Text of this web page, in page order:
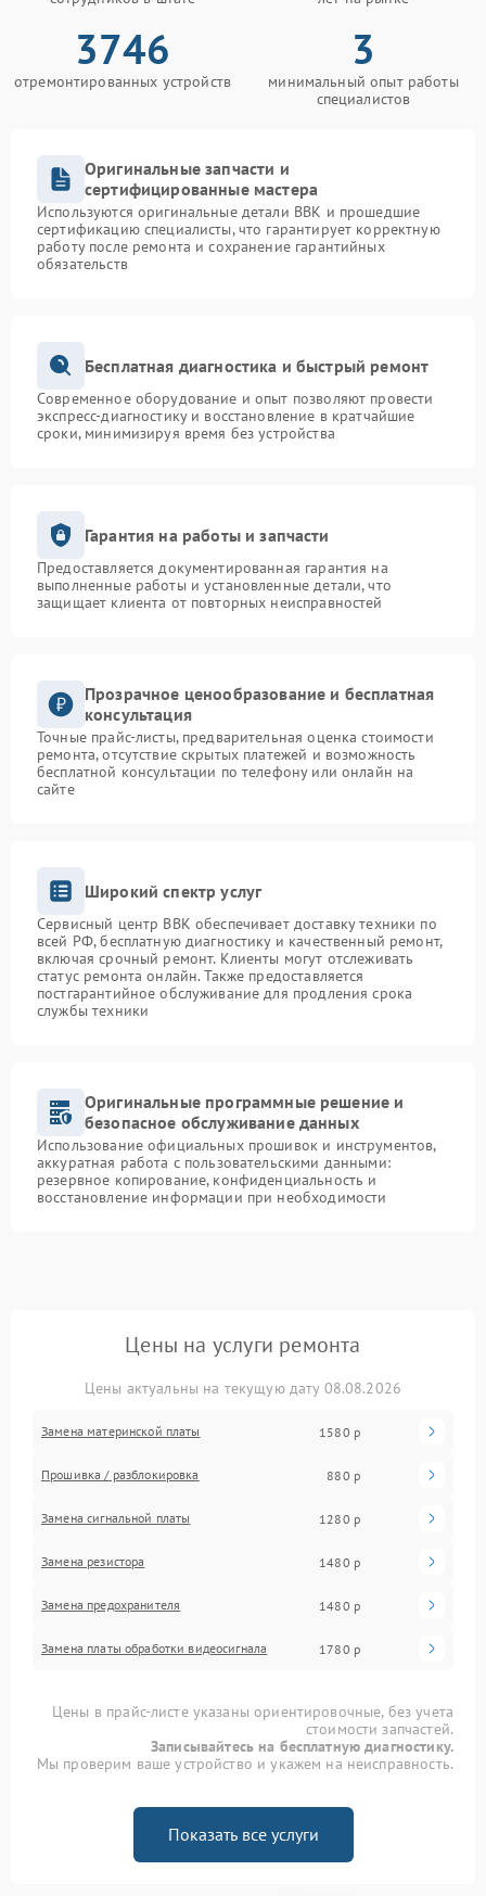
3746
отремонтированных устройств
3
минимальный опыт работы
специалистов
Оригинальные запчасти и
сертифицированные мастера
Используются оригинальные детали BBK и прошедшие
сертификацию специалисты, что гарантирует корректную
работу после ремонта и сохранение гарантийных
обязательств
Бесплатная диагностика и быстрый ремонт
Современное оборудование и опыт позволяют провести
экспресс-диагностику и восстановление в кратчайшие
сроки, минимизируя время без устройства
Гарантия на работы и запчасти
Предоставляется документированная гарантия на
выполненные работы и установленные детали, что
защищает клиента от повторных неисправностей
Прозрачное ценообразование и бесплатная
консультация
Точные прайс-листы, предварительная оценка стоимости
ремонта, отсутствие скрытых платежей и возможность
бесплатной консультации по телефону или онлайн на
сайте
Широкий спектр услуг
Сервисный центр BBK обеспечивает доставку техники по
всей РФ, бесплатную диагностику и качественный ремонт,
включая срочный ремонт. Клиенты могут отслеживать
статус ремонта онлайн. Также предоставляется
постгарантийное обслуживание для продления срока
службы техники
Оригинальные программные решение и
безопасное обслуживание данных
Использование официальных прошивок и инструментов,
аккуратная работа с пользовательскими данными:
резервное копирование, конфиденциальность и
восстановление информации при необходимости
Цены на услуги ремонта
Цены актуальны на текущую дату 08.08.2026
Замена материнской платы 1580 р
Прошивка / разблокировка 880 р
Замена сигнальной платы 1280 р
Замена резистора 1480 р
Замена предохранителя 1480 р
Замена платы обработки видеосигнала 1780 р
Цены в прайс-листе указаны ориентировочные, без учета
стоимости запчастей.
Записывайтесь на бесплатную диагностику.
Мы проверим ваше устройство и укажем на неисправность.
Показать все услуги